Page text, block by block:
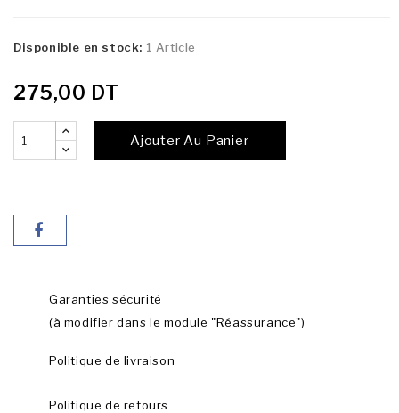
Disponible en stock: 1 Article
275,00 DT
Ajouter Au Panier
Garanties sécurité
(à modifier dans le module "Réassurance")
Politique de livraison
Politique de retours